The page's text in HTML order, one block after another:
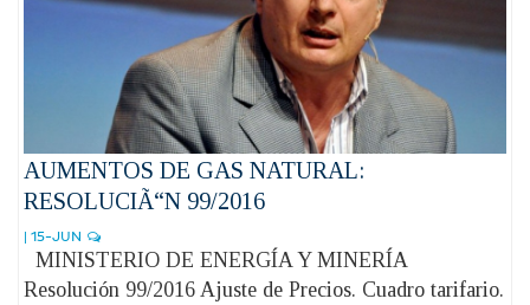
AUMENTOS DE GAS NATURAL:
RESOLUCIÃ“N 99/2016
| 15-JUN
MINISTERIO DE ENERGÍA Y MINERÍA
Resolución 99/2016 Ajuste de Precios. Cuadro tarifario.